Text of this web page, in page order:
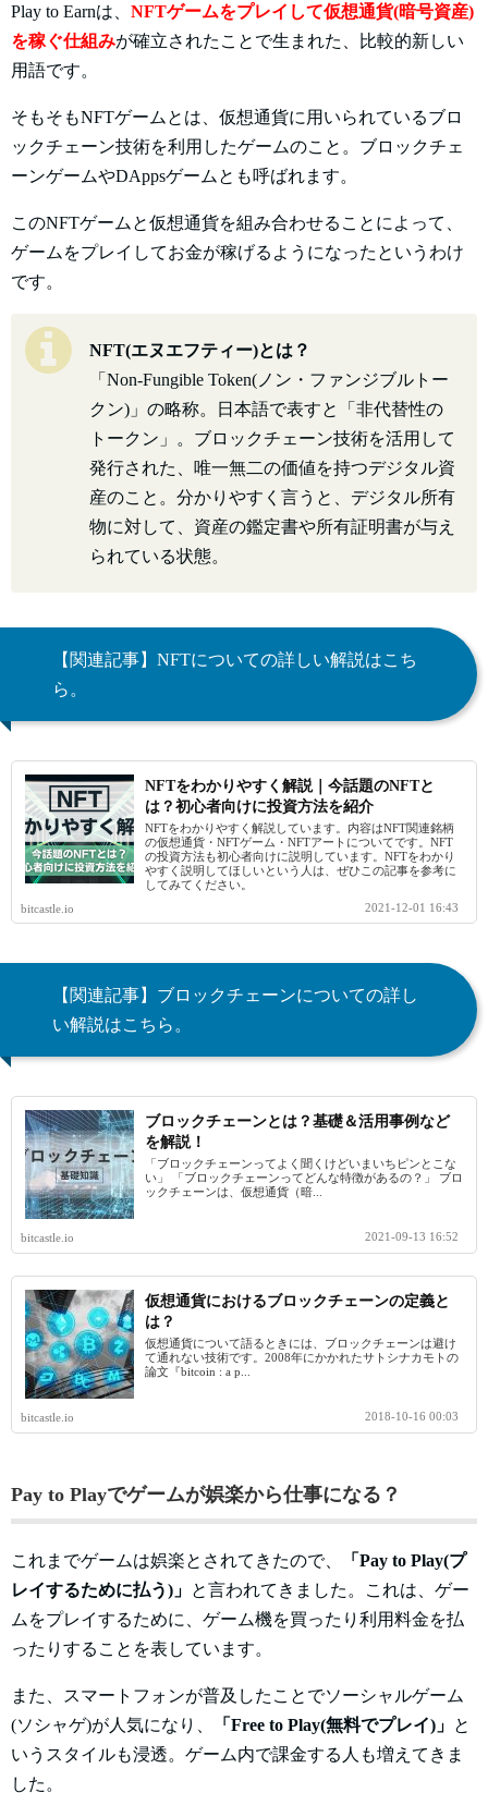
Play to Earnは、 NFTゲームをプレイして仮想通貨(暗号資産)
を稼ぐ仕組みが確立されたことで生まれた、比較的新しい
用語です。
そもそもNFTゲームとは、仮想通貨に用いられているブロ
ックチェーン技術を利用したゲームのこと。ブロックチェ
ーンゲームやDAppsゲームとも呼ばれます。
このNFTゲームと仮想通貨を組み合わせることによって、
ゲームをプレイしてお金が稼げるようになったというわけ
です。
NFT(エヌエフティー)とは？
「Non-Fungible Token(ノン・ファンジブルトー
クン)」の略称。日本語で表すと「非代替性の
トークン」。ブロックチェーン技術を活用して
発行された、唯一無二の価値を持つデジタル資
産のこと。分かりやすく言うと、デジタル所有
物に対して、資産の鑑定書や所有証明書が与え
られている状態。
【関連記事】NFTについての詳しい解説はこち
ら。
NFTをわかりやすく解説｜今話題のNFTと
は？初心者向けに投資方法を紹介
NFTをわかりやすく解説しています。内容はNFT関連銘柄
の仮想通貨・NFTゲーム・NFTアートについてです。NFT
の投資方法も初心者向けに説明しています。NFTをわかり
やすく説明してほしいという人は、ぜひこの記事を参考に
してみてください。
bitcastle.io
2021-12-01 16:43
【関連記事】ブロックチェーンについての詳し
い解説はこちら。
ブロックチェーンとは？基礎＆活用事例など
を解説！
「ブロックチェーンってよく聞くけどいまいちピンとこな
い」 「ブロックチェーンってどんな特徴があるの？」 ブロ
ックチェーンは、仮想通貨（暗...
bitcastle.io 2021-09-13 16:52
仮想通貨におけるブロックチェーンの定義と
は？
仮想通貨について語るときには、ブロックチェーンは避け
て通れない技術です。2008年にかかれたサトシナカモトの
論文『bitcoin : a p...
bitcastle.io 2018-10-16 00:03
Pay to Playでゲームが娯楽から仕事になる？
これまでゲームは娯楽とされてきたので、
「Pay to Play(プ
レイするために払う)」 と言われてきました。これは、ゲー
ムをプレイするために、ゲーム機を買ったり利用料金を払
ったりすることを表しています。
また、スマートフォンが普及したことでソーシャルゲーム
(ソシャゲ)が人気になり、
「Free to Play(無料でプレイ)」 と
いうスタイルも浸透。ゲーム内で課金する人も増えてきま
した。